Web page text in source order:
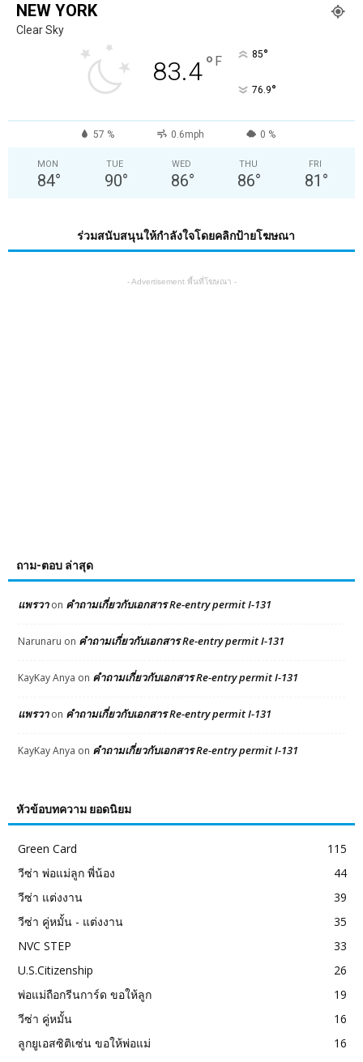
NEW YORK
Clear Sky
83.4° F 85°
76.9°
57 % 0.6mph 0 %
MON
84°
TUE
90°
WED
86°
THU
86°
FRI
81 °
ร่วมสนับสนุนให้กำลังใจโดยคลิกป้ายโฆษณา
- Advertisement พื้นที่โฆษณา -
ถาม-ตอบ ล่าสุด
แพรวาon คำถามเกี่ยวกับเอกสาร Re-entry permit I-131
Narunaru on คำถามเกี่ยวกับเอกสาร Re-entry permit I-131
KayKay Anya on คำถามเกี่ยวกับเอกสาร Re-entry permit I-131
แพรวาon คำถามเกี่ยวกับเอกสาร Re-entry permit I-131
KayKay Anya on คำถามเกี่ยวกับเอกสาร Re-entry permit I-131
หัวข้อบทความ ยอดนิยม
Green Card
115
วีซ่า พ่อแม่ลูก พี่น้อง
44
วีซ่า แต่งงาน
39
วีซ่า คู่หมั้น - แต่งงาน
35
NVC STEP
33
U.S.Citizenship
26
พ่อแม่ถือกรีนการ์ด ขอให้ลูก
19
วีซ่า คู่หมั้น
16
ลูกยูเอสซิติเซ่น ขอให้พ่อแม่
16